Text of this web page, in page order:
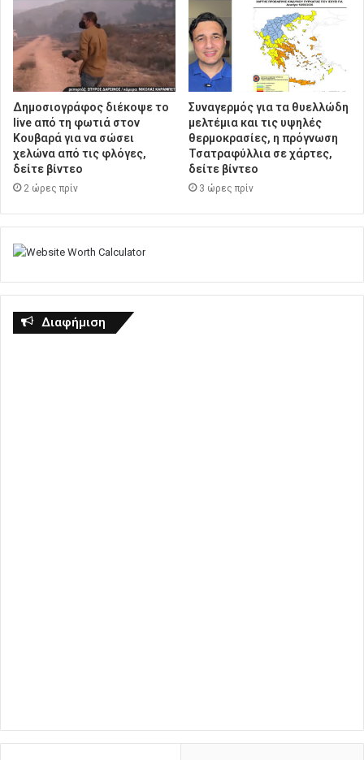
Δημοσιογράφος διέκοψε το
live από τη φωτιά στον
Κουβαρά για να σώσει
χελώνα από τις φλόγες,
δείτε βίντεο
2 ώρες πρίν
Συναγερμός για τα θυελλώδη
μελτέμια και τις υψηλές
θερμοκρασίες, η πρόγνωση
Τσατραφύλλια σε χάρτες,
δείτε βίντεο
3 ώρες πρίν
Διαφήμιση